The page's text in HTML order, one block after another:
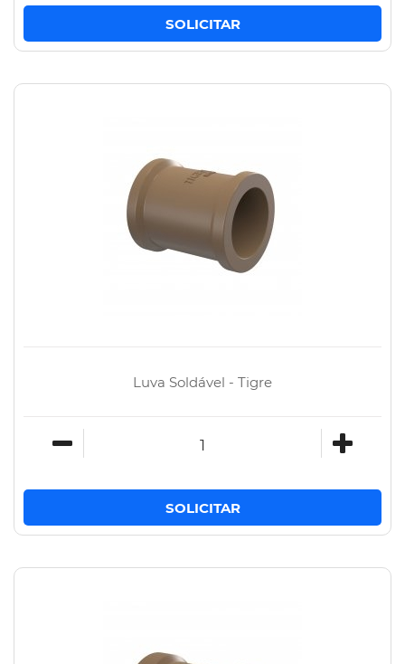
Luva Soldável - Tigre